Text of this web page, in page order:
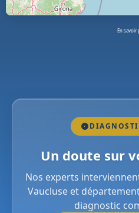
En savoir
Un doute sur
Nos experts
Vaucluse et
diagnostic